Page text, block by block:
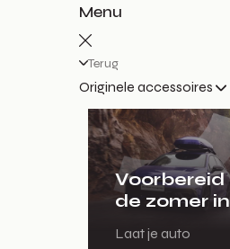
Menu
Terug
Originele accessoires
Voorbereid
de zomer in
Laat je auto